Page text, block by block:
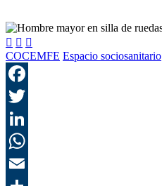
  
COCEMFE Espacio sociosanitario